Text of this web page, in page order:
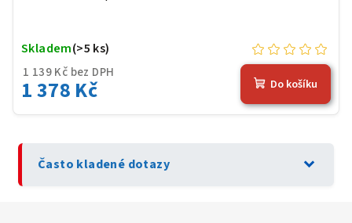
1 139 Kč bez DPH
1 378 Kč
Skladem(>5 ks)
Do košíku
Často kladené dotazy expand_more